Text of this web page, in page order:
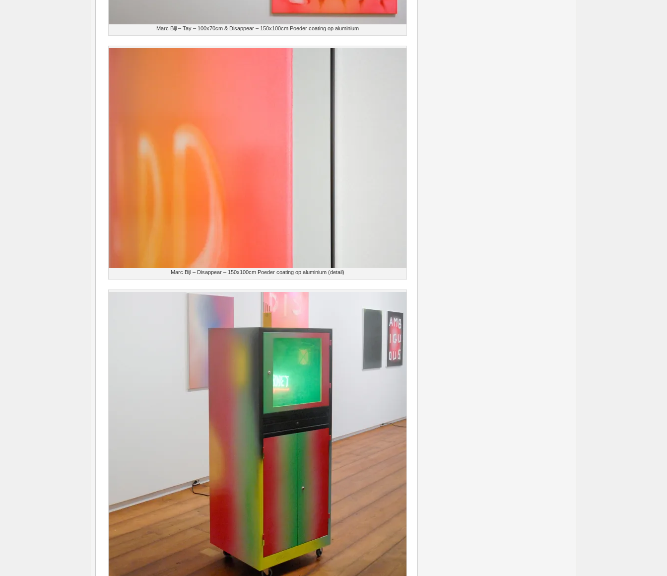
Marc Bijl – Tay – 100x70cm & Disappear – 150x100cm Poeder coating op aluminium
Marc Bijl – Disappear – 150x100cm Poeder coating op aluminium (detail)